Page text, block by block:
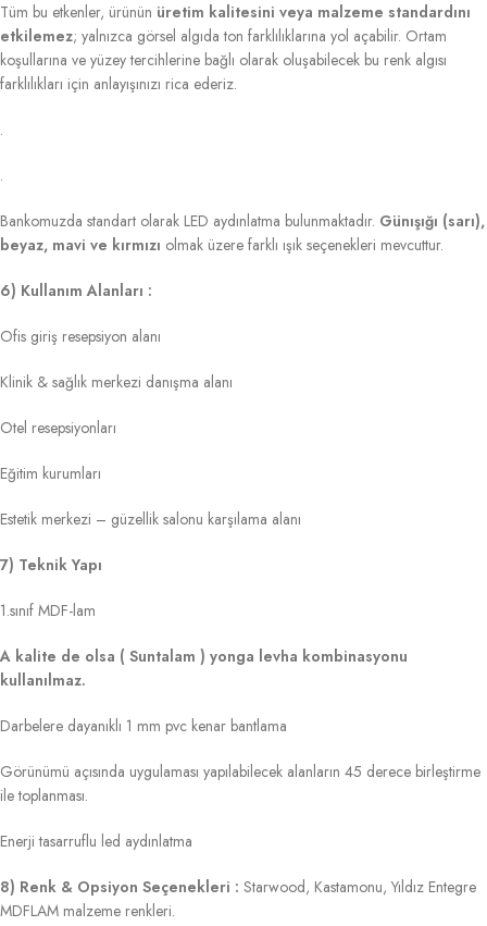
Tüm bu etkenler, ürünün üretim kalitesini veya malzeme standardını
etkilemez; yalnızca görsel algıda ton farklılıklarına yol açabilir. Ortam
koşullarına ve yüzey tercihlerine bağlı olarak oluşabilecek bu renk algısı
farklılıkları için anlayışınızı rica ederiz.
.
.
Bankomuzda standart olarak LED aydınlatma bulunmaktadır. Günışığı (sarı),
beyaz, mavi ve kırmızı olmak üzere farklı ışık seçenekleri mevcuttur.
6) Kullanım Alanları :
Ofis giriş resepsiyon alanı
Klinik & sağlık merkezi danışma alanı
Otel resepsiyonları
Eğitim kurumları
Estetik merkezi – güzellik salonu karşılama alanı
7) Teknik Yapı
1.sınıf MDF-lam
A kalite de olsa ( Suntalam ) yonga levha kombinasyonu
kullanılmaz.
Darbelere dayanıklı 1 mm pvc kenar bantlama
Görünümü açısında uygulaması yapılabilecek alanların 45 derece birleştirme
ile toplanması.
Enerji tasarruflu led aydınlatma
8) Renk & Opsiyon Seçenekleri : Starwood, Kastamonu, Yıldız Entegre
MDFLAM malzeme renkleri.